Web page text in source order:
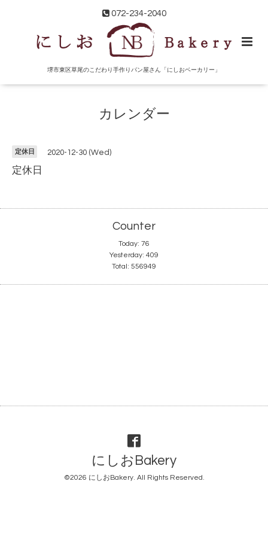
072-234-2040
堺市東区草尾のこだわり手作りパン屋さん「にしおベーカリー」
カレンダー
定休日 2020-12-30 (Wed)
定休日
Counter
Today: 76
Yesterday: 409
Total: 556949
にしおBakery
©2026 にしおBakery. All Rights Reserved.